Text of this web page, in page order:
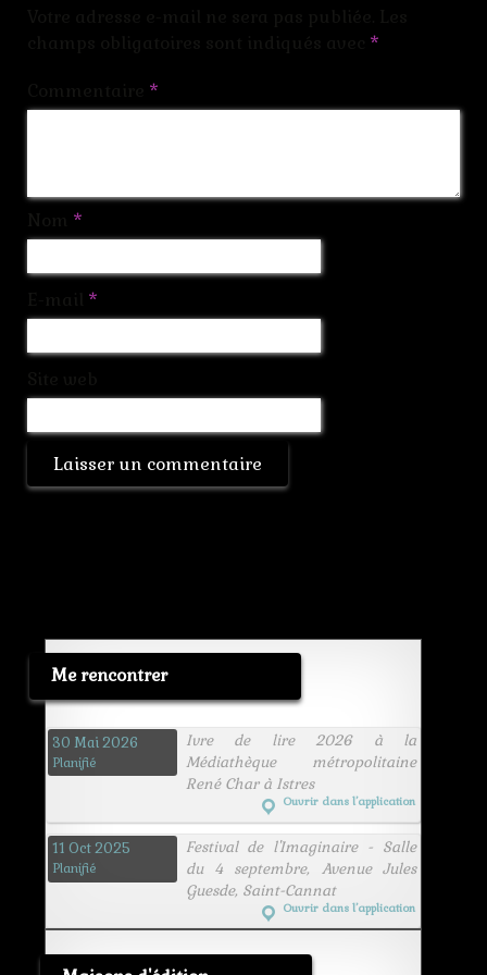
*
*
*
*
Me rencontrer
30 Mai 2026
Planifié
Ivre de lire 2026 à la
Médiathèque métropolitaine
René Char à Istres
Ouvrir dans l’application
11 Oct 2025
Planifié
Festival de l'Imaginaire - Salle
du 4 septembre, Avenue Jules
Guesde, Saint-Cannat
Ouvrir dans l’application